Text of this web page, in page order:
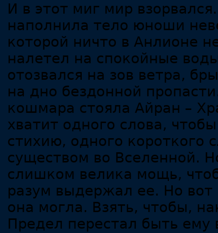
И в этот миг мир
наполнила тело юноши
которой ничто в Анлионе
налетел на спокойные
отозвался на зов ветра,
на дно бездонной
кошмара стояла Айран –
хватит одного слова,
стихию, одного короткого
существом во Вселенной.
слишком велика мощь,
разум выдержал ее. Но вот
она могла. Взять, чтобы,
Предел перестал быть ему